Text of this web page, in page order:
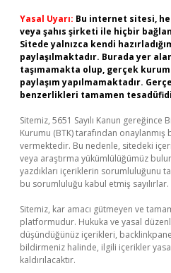
Yasal Uyarı: Bu internet sitesi,
veya şahıs şirketi ile hiçbir
Sitede yalnızca kendi
paylaşılmaktadır. Burada yer
taşımamakta olup, gerçek
paylaşım yapılmamaktadır.
benzerlikleri tamamen
Sitemiz, 5651 Sayılı Kanun
Kurumu (BTK) tarafından onaylanmış
vermektedir. Bu nedenle, sitedeki
veya araştırma yükümlülüğümüz
yazdıkları içeriklerin sorumluluğunu
bu sorumluluğu kabul etmiş sayılırlar.
Sitemiz, kar amacı gütmeyen ve
platformudur. Hukuka ve yasal
düşündüğünüz içerikleri,
bildirmeniz halinde, ilgili içerikler
kaldırılacaktır.